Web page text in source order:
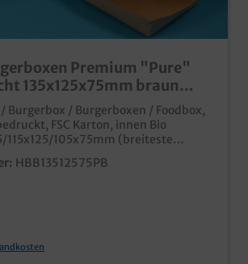
Premium "Pure"
135x125x75mm braun
Burgerbox / Burgerboxen / Foodbox,
FSC Karton, innen Bio
115x125/105x75mm (breiteste
im Karton Bestandteil unserer
"Pure" angesagter Öko
Fett- un
bedruckbar, unser
Sie gern
HBB13512575PB